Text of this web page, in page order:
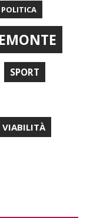
POLITICA
SPORT
VIABILITÀ